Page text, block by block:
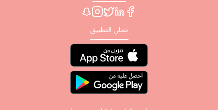
حملي التطبيق